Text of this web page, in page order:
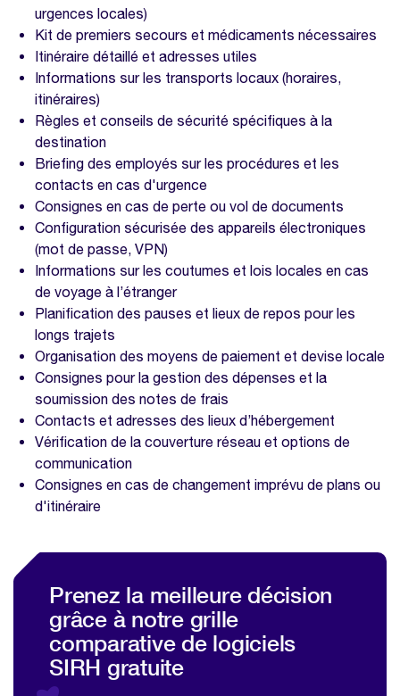
urgences locales)
Kit de premiers secours et médicaments nécessaires
Itinéraire détaillé et adresses utiles
Informations sur les transports locaux (horaires,
itinéraires)
Règles et conseils de sécurité spécifiques à la
destination
Briefing des employés sur les procédures et les
contacts en cas d'urgence
Consignes en cas de perte ou vol de documents
Configuration sécurisée des appareils électroniques
(mot de passe, VPN)
Informations sur les coutumes et lois locales en cas
de voyage à l’étranger
Planification des pauses et lieux de repos pour les
longs trajets
Organisation des moyens de paiement et devise locale
Consignes pour la gestion des dépenses et la
soumission des notes de frais
Contacts et adresses des lieux d’hébergement
Vérification de la couverture réseau et options de
communication
Consignes en cas de changement imprévu de plans ou
d'itinéraire
Prenez la meilleure décision
grâce à notre grille
comparative de logiciels
SIRH gratuite